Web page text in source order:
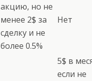
акцию, но не
менее 2$ за
сделку и не
более 0.5%
Нет
5$ в
если не